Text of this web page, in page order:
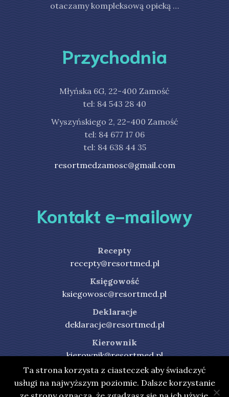
otaczamy kompleksową opieką …
Przychodnia
Młyńska 6G, 22-400 Zamość
tel: 84 543 28 40
Wyszyńskiego 2, 22-400 Zamość
tel: 84 677 17 06
tel: 84 638 44 35
resortmedzamosc@gmail.com
Kontakt e-mailowy
Recepty
recepty@resortmed.pl
Księgowość
ksiegowosc@resortmed.pl
Deklaracje
deklaracje@resortmed.pl
Kierownik
kierownik@resortmed.pl
Ta strona korzysta z ciasteczek aby świadczyć
usługi na najwyższym poziomie. Dalsze korzystanie